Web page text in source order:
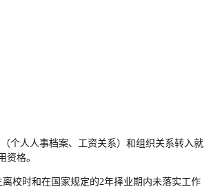
个人人事档案、工资关系）和组织关系转入就
资格。
校时和在国家规定的2年择业期内未落实工作